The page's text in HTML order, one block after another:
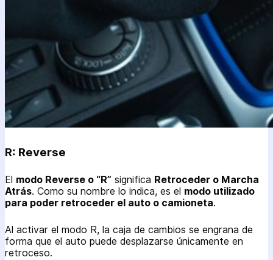
R: Reverse
El modo Reverse o “R” significa Retroceder o Marcha
Atrás. Como su nombre lo indica, es el modo utilizado
para poder retroceder el auto o camioneta.
Al activar el modo R, la caja de cambios se engrana de
forma que el auto puede desplazarse únicamente en
retroceso.